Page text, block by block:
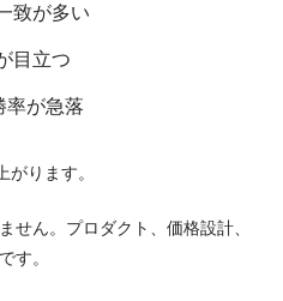
致が多い
目立つ
率が急落
がります。
せん。プロダクト、価格設計、
す。